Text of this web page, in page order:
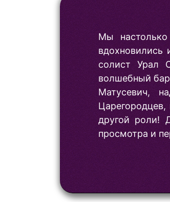
Мы
солист Урал
волшебный
Матусевич,
другой роли!
просмотра и